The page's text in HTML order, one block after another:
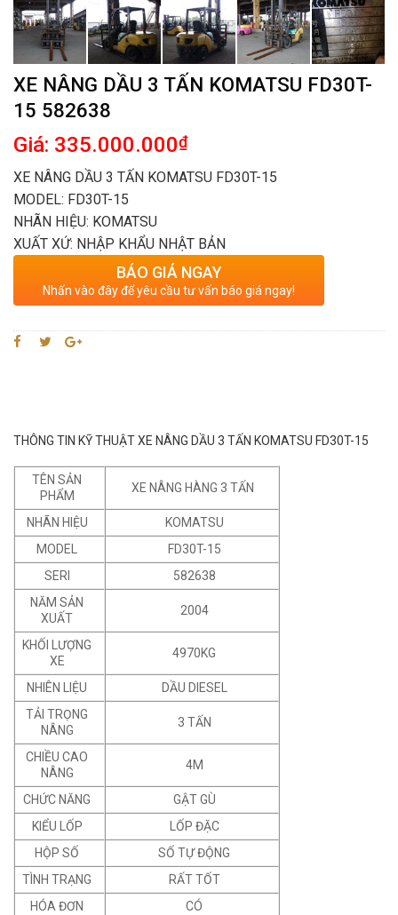
XE NÂNG DẦU 3 TẤN KOMATSU FD30T-
15 582638
Giá: 335.000.000₫
XE NÂNG DẦU 3 TẤN KOMATSU FD30T-15
MODEL: FD30T-15
NHÃN HIỆU: KOMATSU
XUẤT XỨ: NHẬP KHẨU NHẬT BẢN
BÁO GIÁ NGAY
Nhấn vào đây để yêu cầu tư vấn báo giá ngay!
THÔNG TIN KỸ THUẬT XE NÂNG DẦU 3 TẤN KOMATSU FD30T-15
TÊN SẢN
PHẨM
XE NÂNG HÀNG 3 TẤN
NHÃN HIỆU
KOMATSU
MODEL
FD30T-15
SERI
582638
NĂM SẢN
XUẤT
2004
KHỐI LƯỢNG
XE
4970KG
NHIÊN LIỆU
DẦU DIESEL
TẢI TRỌNG
NÂNG
3 TẤN
CHIỀU CAO
NÂNG
4M
CHỨC NĂNG
GẬT GÙ
KIỂU LỐP
LỐP ĐẶC
HỘP SỐ
SỐ TỰ ĐỘNG
TÌNH TRẠNG
RẤT TỐT
HÓA ĐƠN
CÓ